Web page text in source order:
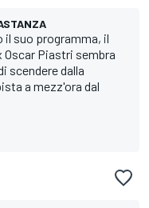
il suo programma, il
Piastri sembra
scendere dalla
a mezz'ora dal